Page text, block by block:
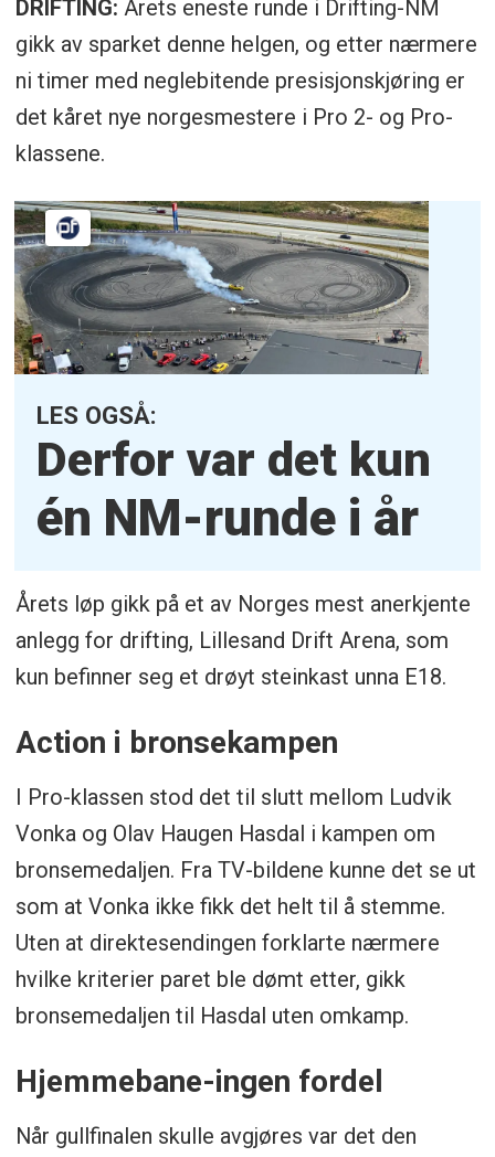
DRIFTING: Årets eneste runde i Drifting-NM
gikk av sparket denne helgen, og etter nærmere
ni timer med neglebitende presisjonskjøring er
det kåret nye norgesmestere i Pro 2- og Pro-
klassene.
LES OGSÅ:
Derfor var det kun
én NM-runde i år
Årets løp gikk på et av Norges mest anerkjente
anlegg for drifting, Lillesand Drift Arena, som
kun befinner seg et drøyt steinkast unna E18.
Action i bronsekampen
I Pro-klassen stod det til slutt mellom Ludvik
Vonka og Olav Haugen Hasdal i kampen om
bronsemedaljen. Fra TV-bildene kunne det se ut
som at Vonka ikke fikk det helt til å stemme.
Uten at direktesendingen forklarte nærmere
hvilke kriterier paret ble dømt etter, gikk
bronsemedaljen til Hasdal uten omkamp.
Hjemmebane-ingen fordel
Når gullfinalen skulle avgjøres var det den